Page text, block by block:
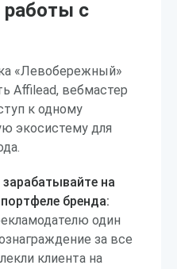
с
«Левобережный»
Affilead, вебмастер
к одному
экосистему для
на
бренда:
один
за все
клиента на